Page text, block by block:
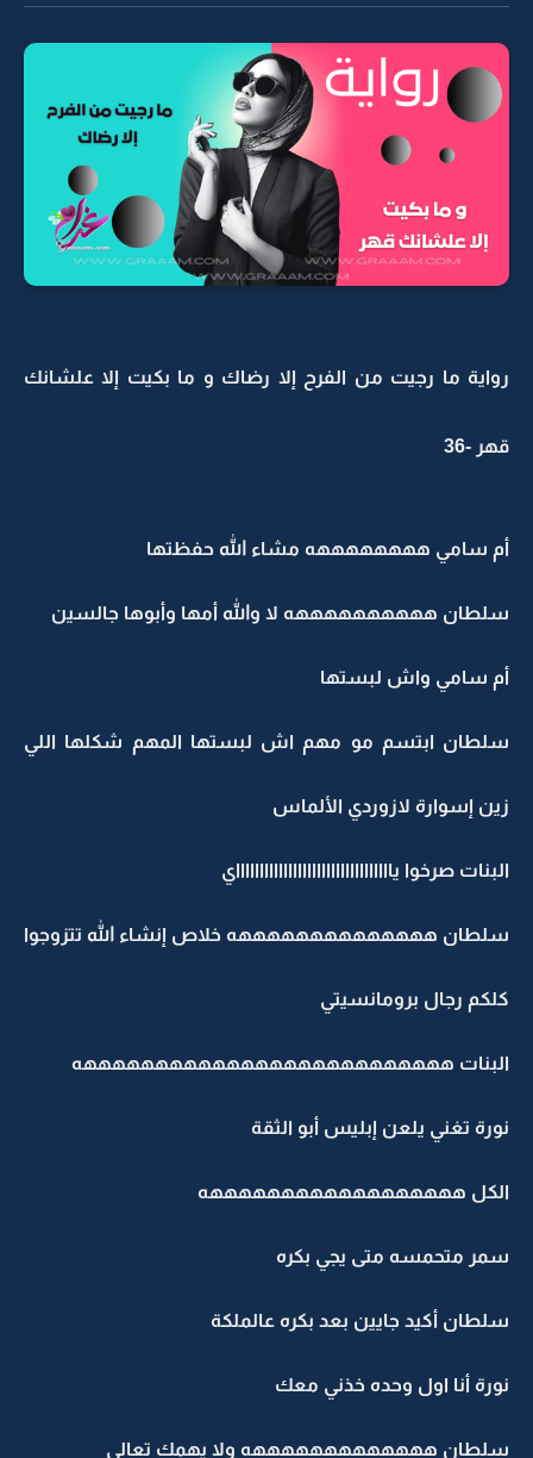
رواية ما رجيت من الفرح إلا رضاك و ما بكيت إلا علشانك
قهر -36
أم سامي ههههههههه مشاء الله حفظتها
سلطان ههههههههههه لا والله أمها وأبوها جالسين
أم سامي واش لبستها
سلطان ابتسم مو مهم اش لبستها المهم شكلها اللي
زين إسوارة لازوردي الألماس
البنات صرخوا ياااااااااااااااااااااااااااااااااي
سلطان ههههههههههههههه خلاص إنشاء الله تتزوجوا
كلكم رجال برومانسيتي
البنات ههههههههههههههههههههههههههه
نورة تغني يلعن إبليس أبو الثقة
الكل ههههههههههههههههههه
سمر متحمسه متى يجي بكره
سلطان أكيد جايين بعد بكره عالملكة
نورة أنا اول وحده خذني معك
سلطان هههههههههههههه ولا يهمك تعالي